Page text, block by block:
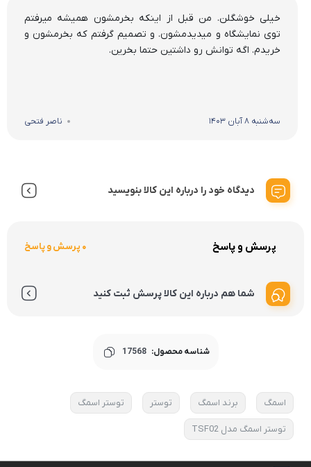
خیلی خوشگلن. من قبل از اینکه بخرمشون همیشه میرفتم
توی نمایشگاه و میدیدمشون. و تصمیم گرفتم که بخرمشون و
خریدم. اگه توانش رو داشتین حتما بخرین.
سه‌شنبه 8 آبان 1403 ناصر فتحی
دیدگاه خود را درباره این کالا بنویسید
پرسش و پاسخ 0 پرسش و پاسخ
شما هم درباره این کالا پرسش ثبت کنید
شناسه محصول: 17568
اسمگ برند اسمگ توستر توستر اسمگ
توستر اسمگ مدل TSF02